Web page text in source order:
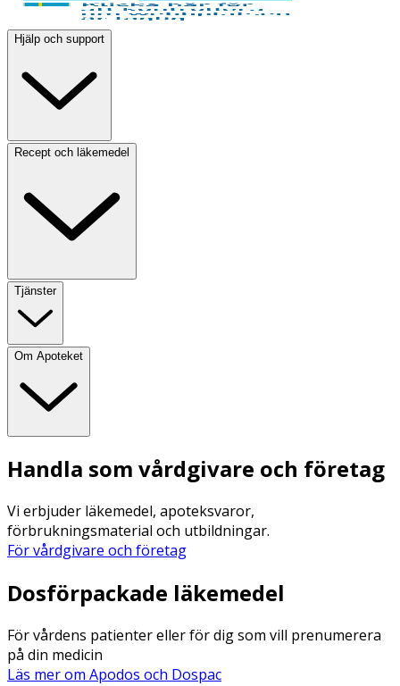
Hjälp och support
Recept och läkemedel
Tjänster
Om Apoteket
Handla som vårdgivare och företag
Vi erbjuder läkemedel, apoteksvaror,
förbrukningsmaterial och utbildningar.
För vårdgivare och företag
Dosförpackade läkemedel
För vårdens patienter eller för dig som vill prenumerera
på din medicin
Läs mer om Apodos och Dospac